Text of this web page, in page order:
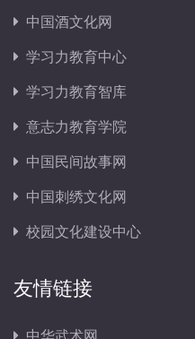
中国酒文化网
学习力教育中心
学习力教育智库
意志力教育学院
中国民间故事网
中国刺绣文化网
校园文化建设中心
友情链接
中华武术网